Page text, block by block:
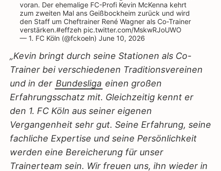
voran. Der ehemalige FC-Profi Kevin McKenna kehrt
zum zweiten Mal ans Geißbockheim zurück und wird
den Staff um Cheftrainer René Wagner als Co-Trainer
verstärken.#effzeh pic.twitter.com/MskwRJoUWO
— 1. FC Köln (@fckoeln) June 10, 2026
„Kevin bringt durch seine Stationen als Co-
Trainer bei verschiedenen Traditionsvereinen
und in der Bundesliga einen großen
Erfahrungsschatz mit. Gleichzeitig kennt er
den 1. FC Köln aus seiner eigenen
Vergangenheit sehr gut. Seine Erfahrung, seine
fachliche Expertise und seine Persönlichkeit
werden eine Bereicherung für unser
Trainerteam sein. Wir freuen uns, ihn wieder in